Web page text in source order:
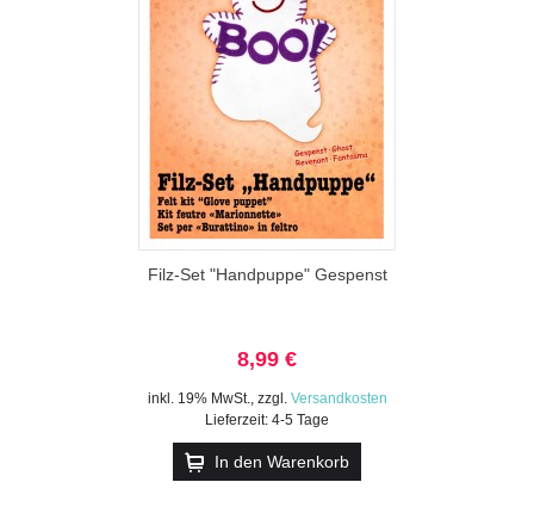
Filz-Set "Handpuppe" Gespenst
8,99 €
inkl. 19% MwSt., zzgl. Versandkosten
Lieferzeit: 4-5 Tage
In den Warenkorb